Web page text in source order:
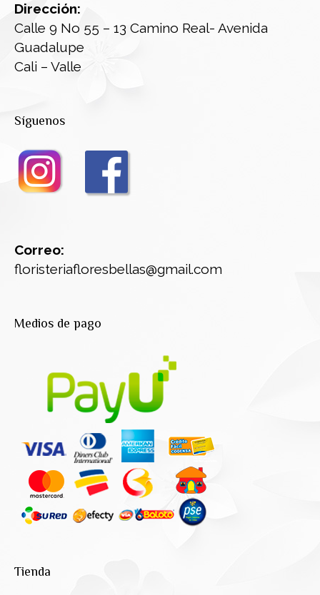
Dirección:
Calle 9 No 55 – 13 Camino Real- Avenida
Guadalupe
Cali – Valle
Síguenos
Correo:
floristeriafloresbellas@gmail.com
Medios de pago
Tienda